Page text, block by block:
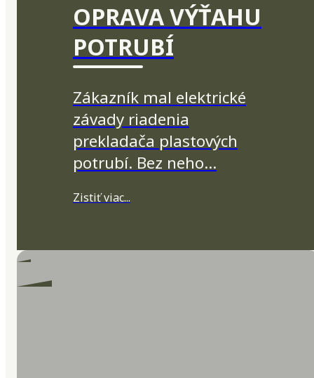
OPRAVA VÝŤAHU
POTRUBÍ
Zákazník mal elektrické
závady riadenia
prekladača plastových
potrubí. Bez neho…
Zistiť viac...